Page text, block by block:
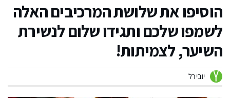
הוסיפו את שלושת המרכיבים האלה
לשמפו שלכם ותגידו שלום לנשירת
השיער, לצמיתות!
יובירל